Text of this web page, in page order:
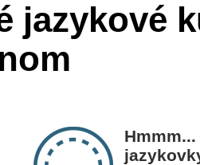
jazykové